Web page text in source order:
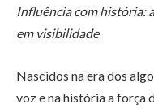
Influência com história:
em visibilidade
Nascidos na era dos
voz e na história a força